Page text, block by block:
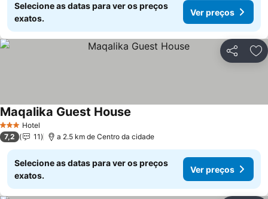
Selecione as datas para ver os preços
exatos.
Ver preços
Partilhar
3 EstrelasHotel
Maqalika Guest House
7,2 11 a 2.5 km de Centro da cidade
Selecione as datas para ver os preços
exatos.
Ver preços